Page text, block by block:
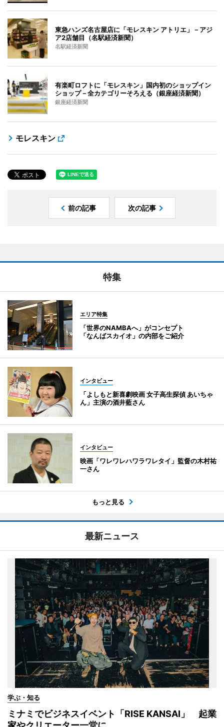
東急ハンズ名古屋店に「モレスキン アトリエ」－アジ
ア2店舗目（名駅経済新聞）
名駅経済新聞
有楽町ロフトに「モレスキン」国内初のショップイン
ショップ－全カテゴリーそろえる（銀座経済新聞）
銀座経済新聞
モレスキン
前の記事 次の記事
特集
エリア特集
「世界のNAMBAへ」がコンセプト
「なんばスカイオ」の内部をご紹介
インタビュー
「よしもと新喜劇映画 女子高生探偵 あいちゃ
ん」主演の酒井藍さん
インタビュー
映画「ワレワレハワラワレタイ」監督の木村祐
一さん
もっと見る
最新ニュース
学ぶ・知る
ミナミでビジネスイベント「RISE KANSAI」 起業